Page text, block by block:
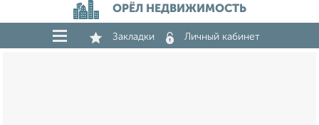
ОРЁЛ НЕДВИЖИМОСТЬ
Закладки Личный кабинет